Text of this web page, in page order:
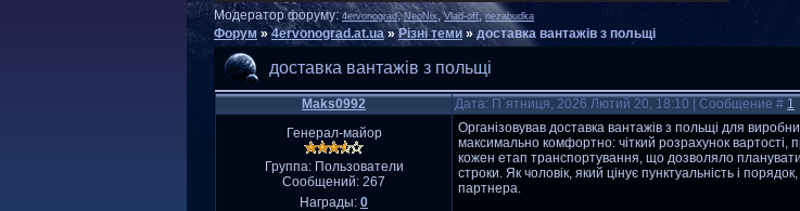
Модератор форуму:4ervonograd,NeoNix,Vlad-off,nezabudka
Форум » 4ervonograd.at.ua » Різні теми » доставка вантажів з польщі
доставка вантажів з польщі
Maks0992 Дата: П`ятниця, 2026 Лютий 20, 18:10 | Сообщение # 1
Генерал-майор
Группа: Пользователи
Сообщений: 267
Награды: 0
Організовував доставка вантажів з польщі для
максимально комфортно: чіткий розрахунок
кожен етап транспортування, що дозволяло
строки. Як чоловік, який цінує пунктуальність і
партнера.